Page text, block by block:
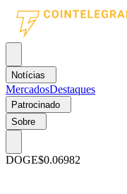
Notícias
MercadosDestaques
Patrocinado
Sobre
DOGE$0.06982